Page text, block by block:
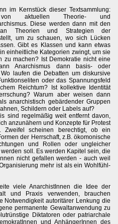
im Kernstück dieser Textsammlung:
von aktuellen Theorie- und
Diese werden dann mit den
an Theorien und Strategien der
um zu schauen, wo sich Lücken
Gibt es Klassen und kann etwas
einheitliche Kategorien zwingt, um sie
zu machen? Ist Demokratie nicht eine
Anarchismus dann basis- oder
laufen die Debatten um diskursive
oder das Spannungsfeld
Reichtum? Ist kollektive Identität
Warum aber weisen dann
anarchistisch gebärdender Gruppen
Schildern oder Labels auf?
sind regelmäßig weit entfernt davon,
anzunähern und Konzepte für Protest
Zweifel scheinen berechtigt, ob ein
der Herrschaft, z.B. ökomonische
und Rollen oder ungleicher
soll. Es werden Kapitel sein, die
nicht gefallen werden - auch weil
mehr ist als ein Wohlfühl-
viele AnarchistInnen die Idee der
und Praxis verwenden, brauchen
Notwendigkeit autoritärer Lenkung die
permanente Gewaltanwendung zu
Diktatoren oder patriarchale
und AnhängerInnen des